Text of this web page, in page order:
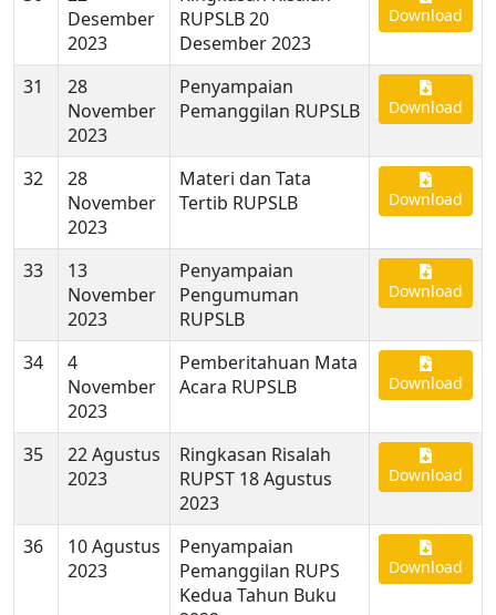
Desember
2023
RUPSLB 20
Desember 2023
Download
31
28
November
2023
Penyampaian
Pemanggilan RUPSLB
Download
32
28
November
2023
Materi dan Tata
Tertib RUPSLB
Download
33
13
November
2023
Penyampaian
Pengumuman
RUPSLB
Download
34
4
November
2023
Pemberitahuan Mata
Acara RUPSLB
Download
35
22 Agustus
2023
Ringkasan Risalah
RUPST 18 Agustus
2023
Download
36
10 Agustus
2023
Penyampaian
Pemanggilan RUPS
Kedua Tahun Buku
Download